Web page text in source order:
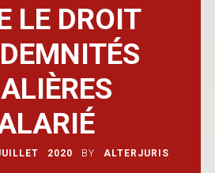
LE DROIT
2020 BY
ALTERJURIS